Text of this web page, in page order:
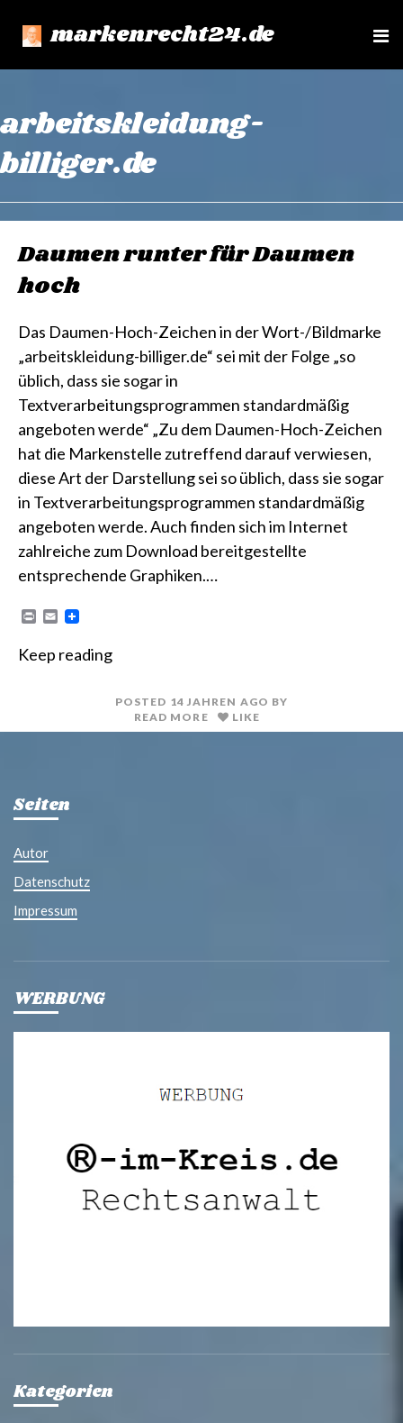
markenrecht24.de
e
arbeitskleidung-
billiger.de
Daumen runter für Daumen
hoch
Das Daumen-Hoch-Zeichen in der Wort-/Bildmarke
„arbeitskleidung-billiger.de“ sei mit der Folge „so
üblich, dass sie sogar in
Textverarbeitungsprogrammen standardmäßig
angeboten werde“ „Zu dem Daumen-Hoch-Zeichen
hat die Markenstelle zutreffend darauf verwiesen,
diese Art der Darstellung sei so üblich, dass sie sogar
in Textverarbeitungsprogrammen standardmäßig
angeboten werde. Auch finden sich im Internet
zahlreiche zum Download bereitgestellte
entsprechende Graphiken.…
n
E
i
Keep reading
POSTED 14 JAHREN AGO BY
READ MORE
LIKE
Seiten
Autor
Datenschutz
Impressum
WERBUNG
Kategorien